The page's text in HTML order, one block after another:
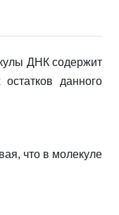
ДНК содержит
данного
что в молекуле